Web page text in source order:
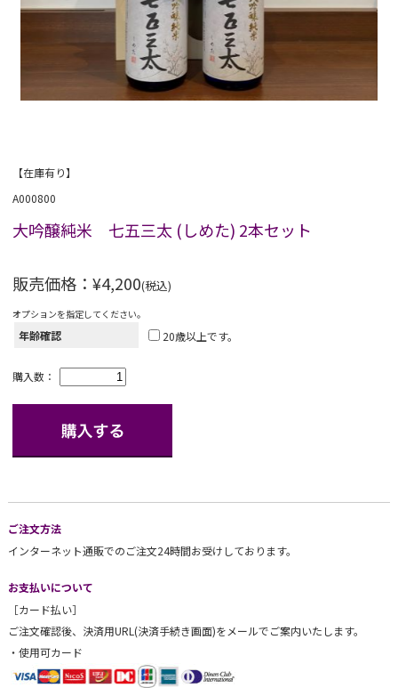
【在庫有り】
A000800
大吟醸純米 七五三太 (しめた) 2本セット
販売価格：¥4,200(税込)
オプションを指定してください。
年齢確認 20歳以上です。
購入数：
ご注文方法
インターネット通販でのご注文24時間お受けしております。
お支払いについて
［カード払い］
ご注文確認後、決済用URL(決済手続き画面)をメールでご案内いたします。
・使用可カード